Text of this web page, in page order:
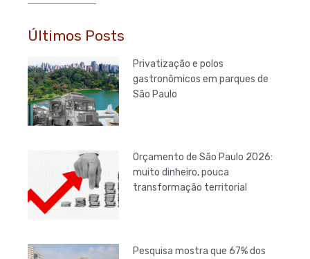
Últimos Posts
Privatização e polos
gastronômicos em parques de
São Paulo
Orçamento de São Paulo 2026:
muito dinheiro, pouca
transformação territorial
Pesquisa mostra que 67% dos